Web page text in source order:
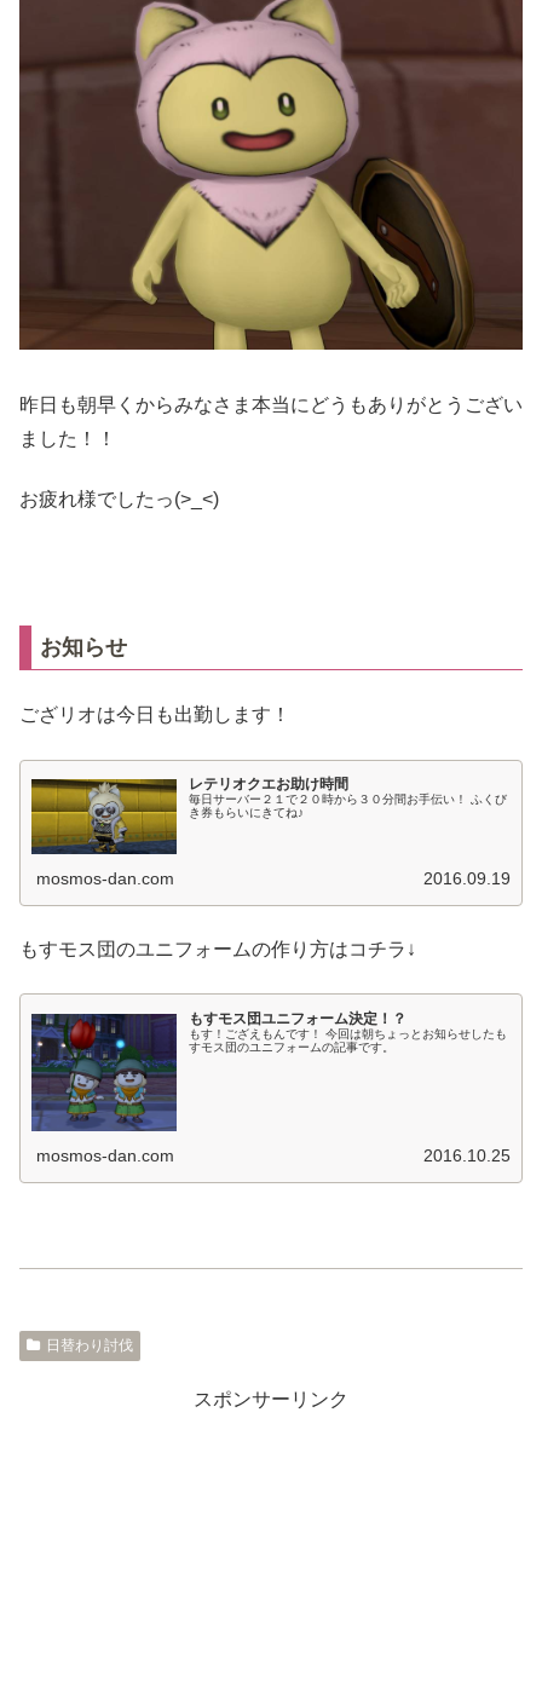
昨日も朝早くからみなさま本当にどうもありがとうござい
ました！！
お疲れ様でしたっ(>_<)ゞ
お知らせ
ござリオは今日も出勤します！
レテリオクエお助け時間
毎日サーバー２１で２０時から３０分間お手伝い！ ふくび
き券もらいにきてね♪
mosmos-dan.com 2016.09.19
もすモス団のユニフォームの作り方はコチラ↓
もすモス団ユニフォーム決定！？
もす！ござえもんです！ 今回は朝ちょっとお知らせしたも
すモス団のユニフォームの記事です。
mosmos-dan.com 2016.10.25
日替わり討伐
スポンサーリンク